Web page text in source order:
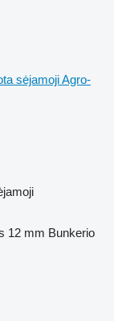
sėjamoji Agro-
12 mm Bunkerio